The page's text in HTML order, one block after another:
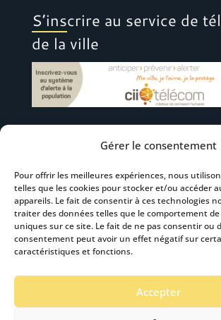
Gérer le consentement
Pour offrir les meilleures expériences, nous
telles que les cookies pour stocker et/ou accéder
appareils. Le fait de consentir à ces technologies
traiter des données telles que le comportement
uniques sur ce site. Le fait de ne pas consentir ou
consentement peut avoir un effet négatif sur
caractéristiques et fonctions.
Accepter
S’inscrire au service de
de la ville
Suivez-nous
S’abonner à la newsletter